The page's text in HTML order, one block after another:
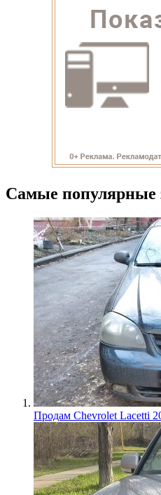
Самые популярные
Продам Chevrolet Lacetti